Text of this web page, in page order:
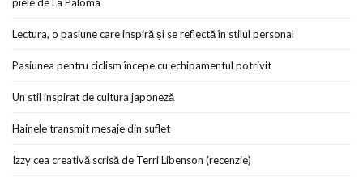
Lectura, o pasiune care inspiră și se reflectă în stilul personal
Pasiunea pentru ciclism începe cu echipamentul potrivit
Un stil inspirat de cultura japoneză
Hainele transmit mesaje din suflet
Izzy cea creativă scrisă de Terri Libenson (recenzie)